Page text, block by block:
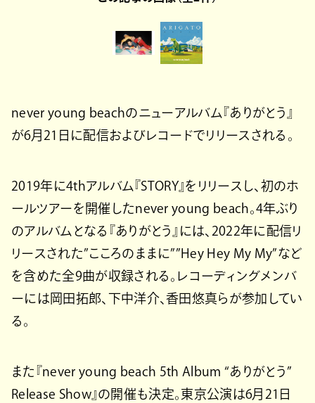
never young beachのニューアルバム『ありがとう』
が6月21日に配信およびレコードでリリースされる。
2019年に4thアルバム『STORY』をリリースし、初のホ
ールツアーを開催したnever young beach。4年ぶり
のアルバムとなる『ありがとう』には、2022年に配信リ
リースされた”こころのままに””Hey Hey My My”など
を含めた全9曲が収録される。レコーディングメンバ
ーには岡田拓郎、下中洋介、香田悠真らが参加してい
る。
また『never young beach 5th Album “ありがとう”
Release Show』の開催も決定。東京公演は6月21日